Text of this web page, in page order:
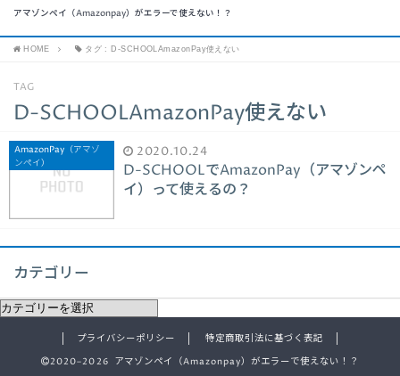
アマゾンペイ（Amazonpay）がエラーで使えない！？
HOME タグ : D-SCHOOLAmazonPay使えない
TAG
D-SCHOOLAmazonPay使えない
AmazonPay（アマゾ
ンペイ）
2020.10.24
D-SCHOOLでAmazonPay（アマゾンペ
イ）って使えるの？
カテゴリー
プライバシーポリシー
特定商取引法に基づく表記
2020–2026 アマゾンペイ（Amazonpay）がエラーで使えない！？